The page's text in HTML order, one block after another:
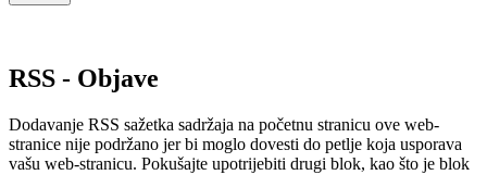
RSS - Objave
Dodavanje RSS sažetka sadržaja na početnu stranicu ove web-
stranice nije podržano jer bi moglo dovesti do petlje koja usporava
vašu web-stranicu. Pokušajte upotrijebiti drugi blok, kao što je blok